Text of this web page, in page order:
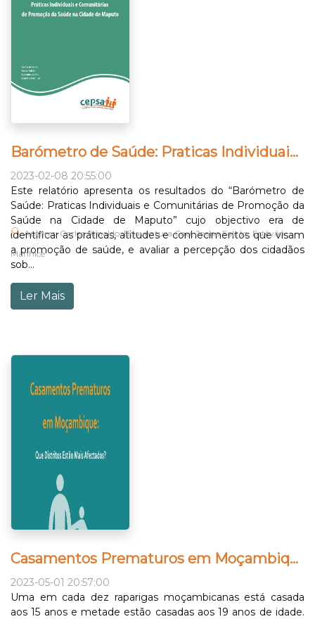
Barómetro de Saúde: Praticas Individuais e Comunitárias de Promoção da Saúde na Cidade de Maputo
2023-02-08 20:55:00
Este relatório apresenta os resultados do “Barómetro de
Saúde: Praticas Individuais e Comunitárias de Promoção da
Saúde na Cidade de Maputo” cujo objectivo era de
identificar as práticas, atitudes e conhecimentos que visam
a promoção de saúde, e avaliar a percepção dos cidadãos
sob...
Autores: Carlos Arnaldo, Boaventura Cau, Joana Falcão, Estêvão
Manhice
Ler Mais
Casamentos Prematuros em Moçambique: Que distritos estão mais afectados?
2023-05-01 20:57:00
Uma em cada dez raparigas moçambicanas está casada
aos 15 anos e metade estão casadas aos 19 anos de idade.